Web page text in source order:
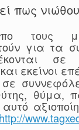
πως
τους
για τα
σε
και εκείνοι
σε
θύμα,
http://